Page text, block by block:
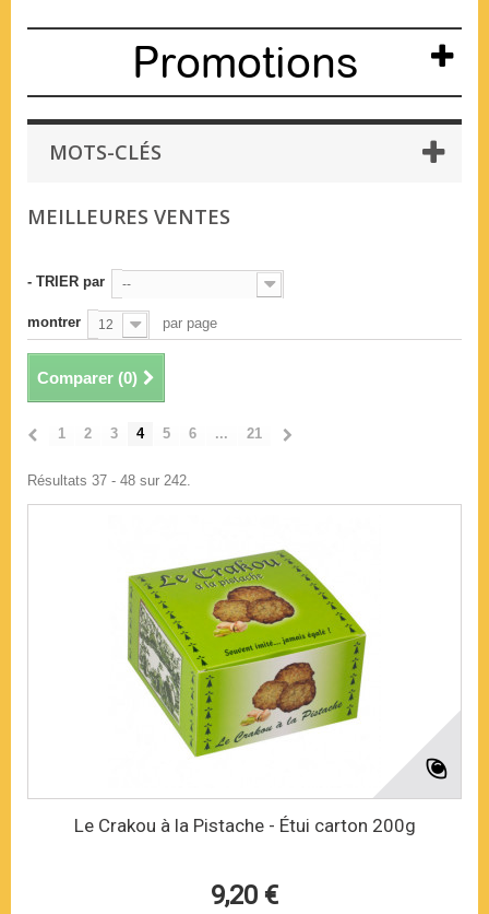
Promotions
MOTS-CLÉS
MEILLEURES VENTES
- TRIER par --
montrer 12 par page
Comparer (0)
1 2 3 4 5 6 ... 21
Résultats 37 - 48 sur 242.
Le Crakou à la Pistache - Étui carton 200g
9,20 €